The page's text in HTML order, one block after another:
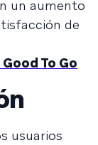
un aumento
de
To Go
usuarios